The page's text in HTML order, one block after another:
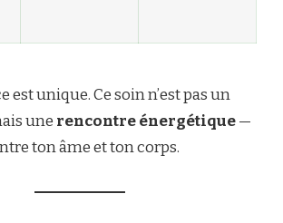
est unique. Ce soin n’est pas un
une rencontre énergétique—
ton âme et ton corps.